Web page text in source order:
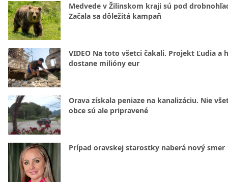
Medvede v Žilinskom kraji sú pod
Začala sa dôležitá kampaň
VIDEO Na toto všetci čakali. Projekt Ľudia a
dostane milióny eur
Orava získala peniaze na kanalizáciu. Nie
obce sú ale pripravené
Prípad oravskej starostky naberá nový smer